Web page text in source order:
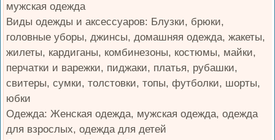
мужская одежда
Виды одежды и аксессуаров: Блузки, брюки,
головные уборы, джинсы, домашняя одежда, жакеты,
жилеты, кардиганы, комбинезоны, костюмы, майки,
перчатки и варежки, пиджаки, платья, рубашки,
свитеры, сумки, толстовки, топы, футболки, шорты,
юбки
Одежда: Женская одежда, мужская одежда, одежда
для взрослых, одежда для детей